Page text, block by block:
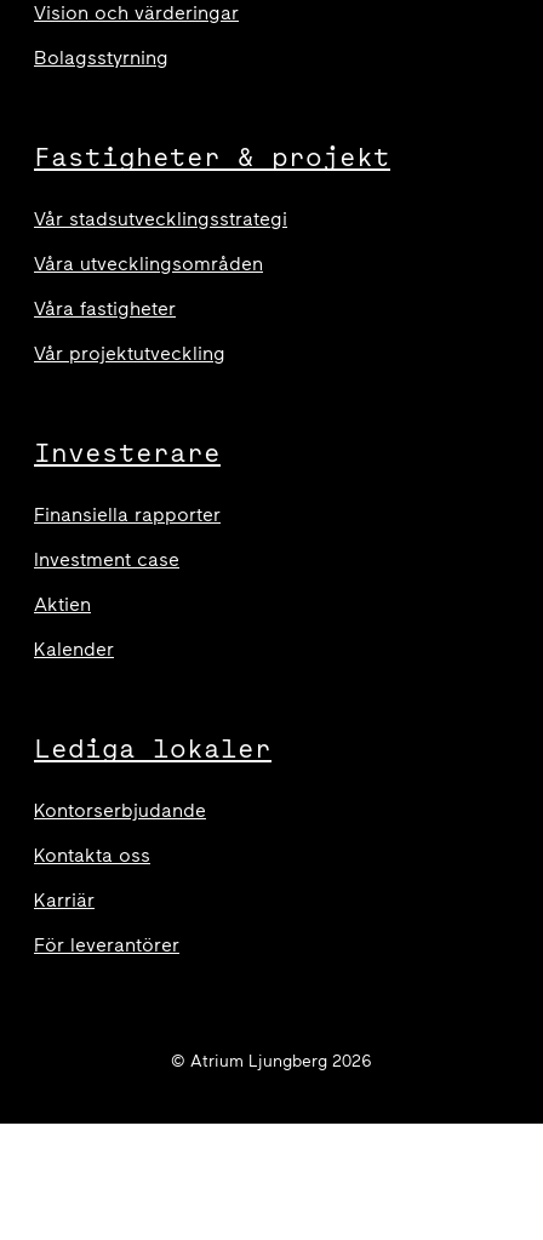
Vision och värderingar
Bolagsstyrning
Fastigheter & projekt
Vår stadsutvecklingsstrategi
Våra utvecklingsområden
Våra fastigheter
Vår projektutveckling
Investerare
Finansiella rapporter
Investment case
Aktien
Kalender
Lediga lokaler
Kontorserbjudande
Kontakta oss
Karriär
För leverantörer
© Atrium Ljungberg 2026